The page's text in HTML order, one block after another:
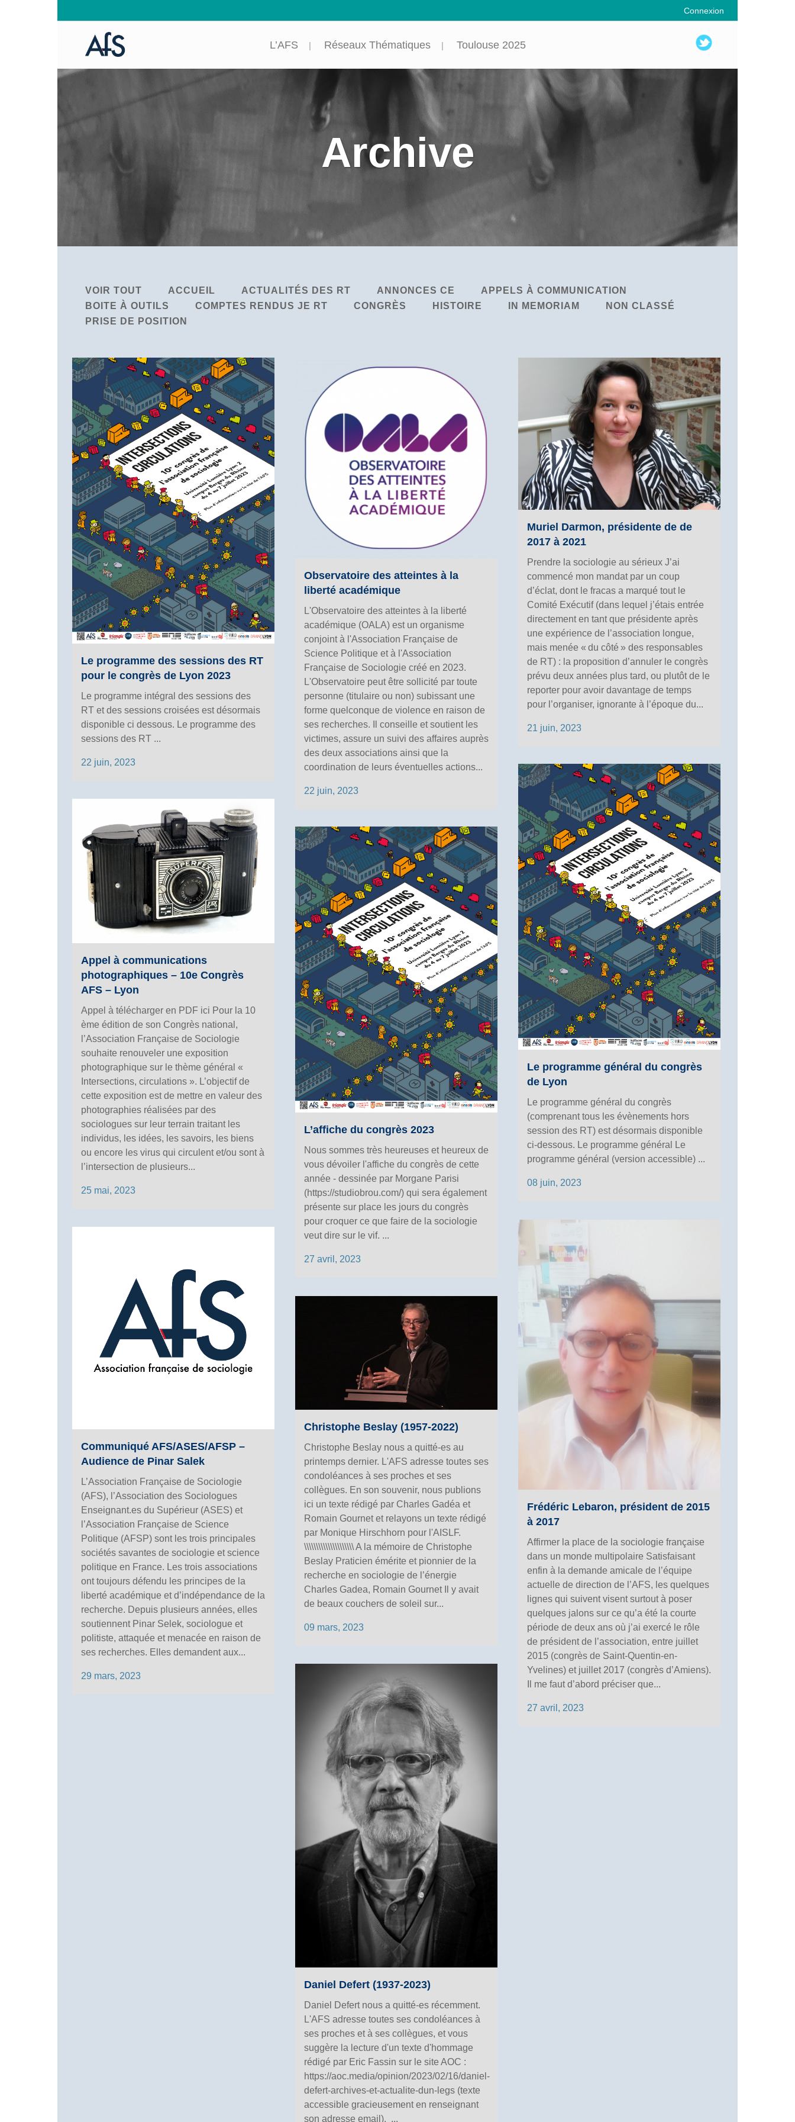
Connexion
L’AFS Réseaux Thématiques Toulouse 2025
Archive
VOIR TOUT ACCUEIL ACTUALITÉS DES RT ANNONCES CE
APPELS À COMMUNICATION
BOITE À OUTILS
COMPTES RENDUS JE RT CONGRÈS HISTOIRE IN MEMORIAM
NON CLASSÉ
PRISE DE POSITION
Le programme des sessions des RT
pour le congrès de Lyon 2023
Le programme intégral des sessions des
RT et des sessions croisées est désormais
disponible ci dessous. Le programme des
sessions des RT ...
22 juin, 2023
Observatoire des atteintes à la
liberté académique
L'Observatoire des atteintes à la liberté
académique (OALA) est un organisme
conjoint à l'Association Française de
Science Politique et à l'Association
Française de Sociologie créé en 2023.
L'Observatoire peut être sollicité par toute
personne (titulaire ou non) subissant une
forme quelconque de violence en raison de
ses recherches. Il conseille et soutient les
victimes, assure un suivi des affaires auprès
des deux associations ainsi que la
coordination de leurs éventuelles actions...
22 juin, 2023
Muriel Darmon, présidente de de
2017 à 2021
Prendre la sociologie au sérieux J’ai
commencé mon mandat par un coup
d’éclat, dont le fracas a marqué tout le
Comité Exécutif (dans lequel j’étais entrée
directement en tant que présidente après
une expérience de l’association longue,
mais menée « du côté » des responsables
de RT) : la proposition d’annuler le congrès
prévu deux années plus tard, ou plutôt de le
reporter pour avoir davantage de temps
pour l’organiser, ignorante à l’époque du...
21 juin, 2023
Le programme général du congrès
de Lyon
Le programme général du congrès
(comprenant tous les évènements hors
session des RT) est désormais disponible
ci-dessous. Le programme général Le
programme général (version accessible) ...
08 juin, 2023
Appel à communications
photographiques – 10e Congrès
AFS – Lyon
Appel à télécharger en PDF ici Pour la 10
ème édition de son Congrès national,
l’Association Française de Sociologie
souhaite renouveler une exposition
photographique sur le thème général «
Intersections, circulations ». L’objectif de
cette exposition est de mettre en valeur des
photographies réalisées par des
sociologues sur leur terrain traitant les
individus, les idées, les savoirs, les biens
ou encore les virus qui circulent et/ou sont à
l’intersection de plusieurs...
25 mai, 2023
L’affiche du congrès 2023
Nous sommes très heureuses et heureux de
vous dévoiler l'affiche du congrès de cette
année - dessinée par Morgane Parisi
(https://studiobrou.com/) qui sera également
présente sur place les jours du congrès
pour croquer ce que faire de la sociologie
veut dire sur le vif. ...
27 avril, 2023
Frédéric Lebaron, président de 2015
à 2017
Affirmer la place de la sociologie française
dans un monde multipolaire Satisfaisant
enfin à la demande amicale de l’équipe
actuelle de direction de l’AFS, les quelques
lignes qui suivent visent surtout à poser
quelques jalons sur ce qu’a été la courte
période de deux ans où j’ai exercé le rôle
de président de l’association, entre juillet
2015 (congrès de Saint-Quentin-en-
Yvelines) et juillet 2017 (congrès d’Amiens).
Il me faut d’abord préciser que...
27 avril, 2023
Communiqué AFS/ASES/AFSP –
Audience de Pinar Salek
L’Association Française de Sociologie
(AFS), l’Association des Sociologues
Enseignant.es du Supérieur (ASES) et
l’Association Française de Science
Politique (AFSP) sont les trois principales
sociétés savantes de sociologie et science
politique en France. Les trois associations
ont toujours défendu les principes de la
liberté académique et d’indépendance de la
recherche. Depuis plusieurs années, elles
soutiennent Pinar Selek, sociologue et
politiste, attaquée et menacée en raison de
ses recherches. Elles demandent aux...
29 mars, 2023
Christophe Beslay (1957-2022)
Christophe Beslay nous a quitté-es au
printemps dernier. L'AFS adresse toutes ses
condoléances à ses proches et ses
collègues. En son souvenir, nous publions
ici un texte rédigé par Charles Gadéa et
Romain Gournet et relayons un texte rédigé
par Monique Hirschhorn pour l'AISLF.
\\\\\\\\\\\\\\\\\\\\\ A la mémoire de Christophe
Beslay Praticien émérite et pionnier de la
recherche en sociologie de l’énergie
Charles Gadea, Romain Gournet Il y avait
de beaux couchers de soleil sur...
09 mars, 2023
Daniel Defert (1937-2023)
Daniel Defert nous a quitté-es récemment.
L'AFS adresse toutes ses condoléances à
ses proches et à ses collègues, et vous
suggère la lecture d'un texte d'hommage
rédigé par Eric Fassin sur le site AOC :
https://aoc.media/opinion/2023/02/16/daniel-
defert-archives-et-actualite-dun-legs (texte
accessible gracieusement en renseignant
son adresse email). ...